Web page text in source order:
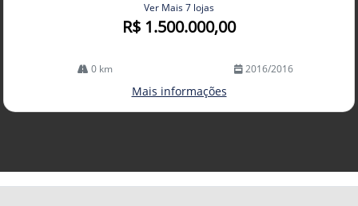
Ver Mais 7 lojas
R$ 1.500.000,00
0 km 2016/2016
Mais informações